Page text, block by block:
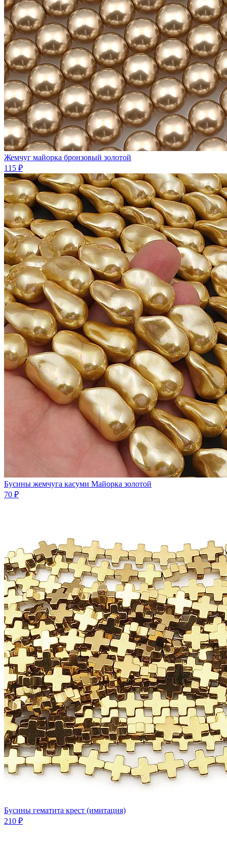
Жемчуг майорка бронзовый золотой
115 ₽
Бусины жемчуга касуми Майорка золотой
70 ₽
Бусины гематита крест (имитация)
210 ₽